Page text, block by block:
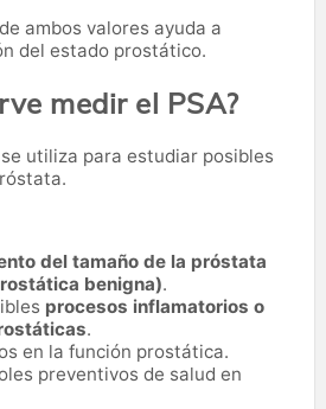
ambos valores ayuda a
del estado prostático.
medir el PSA?
utiliza para estudiar posibles
del tamaño de la próstata
benigna).
procesos inflamatorios o
.
en la función prostática.
preventivos de salud en